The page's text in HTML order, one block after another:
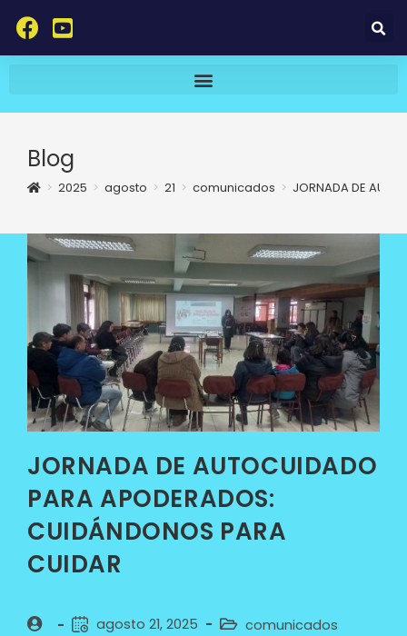
Blog
> 2025 > agosto > 21 > comunicados > JORNADA DE
JORNADA DE AUTOCUIDADO
PARA APODERADOS:
CUIDÁNDONOS PARA
CUIDAR
agosto 21, 2025 comunicados